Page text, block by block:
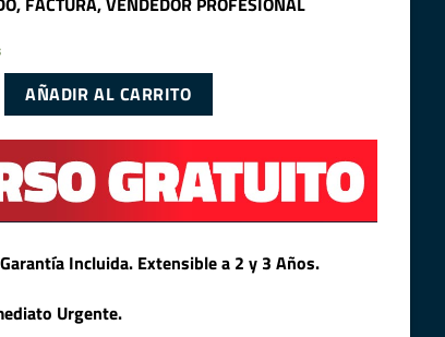
MSATA 6GB/S CATEGORÍA DATACENTER cantidad
AÑADIR AL CARRITO
Incluida. Extensible a 2 y 3 Años.
Urgente.